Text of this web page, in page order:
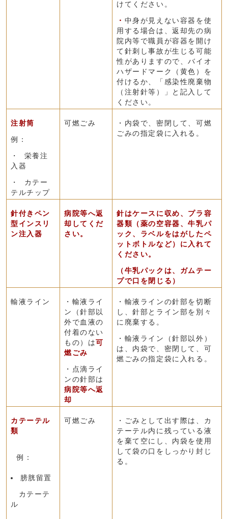
けてください。
・ 中身が見えない容器を使
用する場合は、返却先の病
院内等で職員が容器を開け
て針刺し事故が生じる可能
性がありますので、バイオ
ハザードマーク（黄色）を
付けるか、「感染性廃棄物
（注射針等）」と記入して
ください。
注射筒
例：
・ 栄養注
入器
・ カテー
テルチップ
可燃ごみ
・内袋で、密閉して、可燃
ごみの指定袋に入れる。
針付きペン
型インスリ
ン注入器
病院等へ返
却してくだ
さい。
針はケースに収め、プラ容
器類（薬の空容器、牛乳パ
ック、ラベルをはがしたペ
ットボトルなど）に入れて
ください。
（牛乳パックは、ガムテー
プで口を閉じる）
輸液ライン
・輸液ライ
ン（針部以
外で血液の
付着のない
もの）は可
燃ごみ
・点滴ライ
ンの針部は
病院等へ返
却
・輸液ラインの針部を切断
し、針部とライン部を別々
に廃棄する。
・輸液ライン（針部以外）
は、内袋で、密閉して、可
燃ごみの指定袋に入れる。
カテーテル
類
例：
膀胱留置
カテーテ
ル
可燃ごみ
・ごみとして出す際は、カ
テーテル内に残っている液
を棄て空にし、内袋を使用
して袋の口をしっかり封じ
る。